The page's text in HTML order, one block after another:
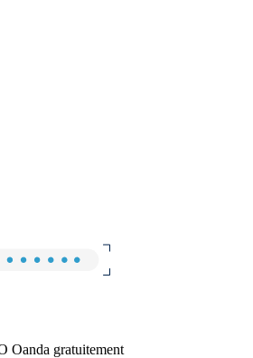
Oanda gratuitement